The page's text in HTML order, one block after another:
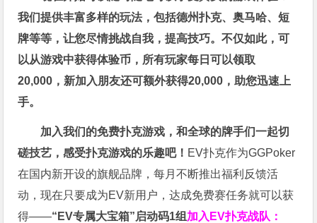
我们提供丰富多样的玩法，包括德州扑克、奥马哈、短
牌等等，让您尽情挑战自我，提高技巧。不仅如此，可
以从游戏中获得体验币，所有玩家每日可以领取
20,000，新加入朋友还可额外获得20,000，助您迅速上
手。
加入我们的免费扑克游戏，和全球的牌手们一起切
磋技艺，感受扑克游戏的乐趣吧！ EV扑克作为GGPoker
在国内新开设的旗舰品牌，每月不断推出福利反馈活
动，现在只要成为EV新用户，达成免费赛任务就可以获
得——“EV专属大宝箱”启动码1组 加入EV扑克战队：